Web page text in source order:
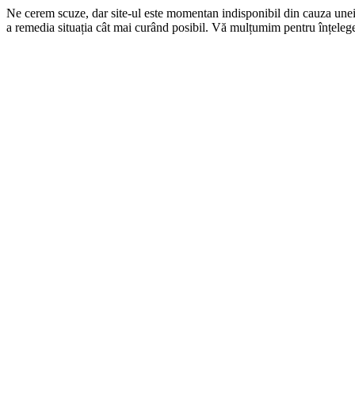
Ne cerem scuze, dar site-ul este momentan indisponibil din cauza
a remedia situația cât mai curând posibil. Vă mulțumim pentru